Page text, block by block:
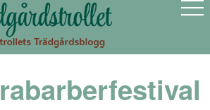
rabarberfestival